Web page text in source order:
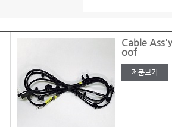
Cable
oof
제품보기